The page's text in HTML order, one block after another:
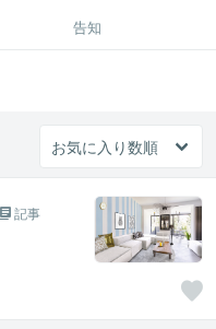
告知
記事